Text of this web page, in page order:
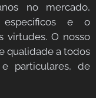
no mercado,
específicos e o
virtudes. O nosso
qualidade a todos
particulares, de